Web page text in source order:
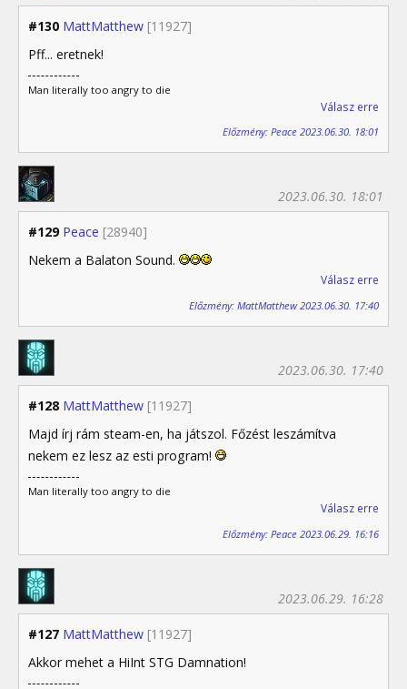
#130 MattMatthew [11927]
Pff... eretnek!
Man literally too angry to die
Válasz erre
Előzmény: Peace 2023.06.30. 18:01
#129 Peace [28940]
2023.06.30. 18:01
Nekem a Balaton Sound.
Válasz erre
Előzmény: MattMatthew 2023.06.30. 17:40
#128 MattMatthew [11927]
2023.06.30. 17:40
Majd írj rám steam-en, ha játszol. Főzést leszámítva
nekem ez lesz az esti program!
Man literally too angry to die
Válasz erre
Előzmény: Peace 2023.06.29. 16:16
#127 MattMatthew [11927]
2023.06.29. 16:28
Akkor mehet a HiInt STG Damnation!